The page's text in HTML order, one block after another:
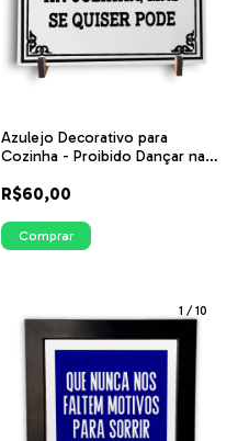
Azulejo Decorativo para
Cozinha - Proibido Dançar na
Coleção Portugal
R$60,00
Comprar
1 /10